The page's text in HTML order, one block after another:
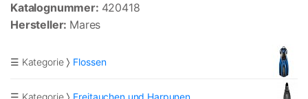
Katalognummer: 420418
Hersteller: Mares
☰ Kategorie Flossen
☰ Kategorie Freitauchen und Harpunen